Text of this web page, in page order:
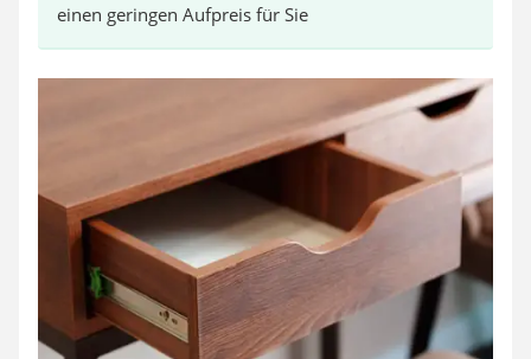
einen geringen Aufpreis für Sie